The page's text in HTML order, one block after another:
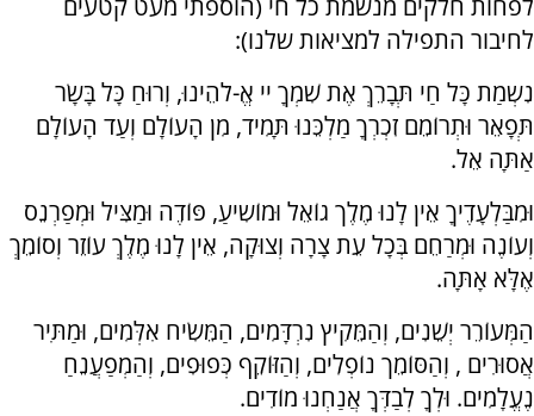
לפחות חלקים מנשמת כל חי (הוספתי מעט קטעים
לחיבור התפילה למציאות שלנו):
נִשְמַת כָּל חַי תְּבָרֵךְ אֶת שִׁמְךָ יי אֱ-לֹהֵינוּ, וְרוּחַ כָּל בָּשָׂר
תְּפָאֵר וּתְרוֹמֵם זִכְרְךָ מַלְכֵּנוּ תָּמִיד, מִן הָעוֹלָם וְעַד הָעוֹלָם
אַתָּה אֵל.
וּמִבַּלְעָדֶיךָ אֵין לָנוּ מֶלֶך גוֹאֵל וּמוֹשִיעַ, פּוֹדֶה וּמַצִּיל וּמְפַרְנֵס
וְעוֹנֶה וּמְרַחֵם בְּכָל עֵת צָרָה וְצוּקָה, אֵין לָנוּ מֶלֶךְ עוֹזֵר וְסוֹמֵךְ
אֶלָּא אָתָּה.
הַמְּעוֹרֵר יְשֵׁנִים, וְהַמֵּקִיץ נִרְדָּמִים, הַמֵּשִׂיח אִלְּמִים, וּמַתִּיר
אֲסוּרִים , וְהַסּוֹמֵך נוֹפְלִים, וְהַזּוֹקֵף כְּפוּפִים, וְהַמְפַעֲנֵחַ
נֶעֱלָמִים. וּלְךָ לְבַדְּךָ אֲנַחְנוּ מוֹדִים.